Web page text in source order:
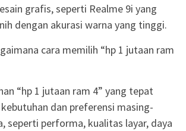
grafis, seperti Realme 9i yang
dengan akurasi warna yang tinggi.
cara memilih “hp 1 jutaan ram
“hp 1 jutaan ram 4” yang tepat
dan preferensi masing-
seperti performa, kualitas layar, daya